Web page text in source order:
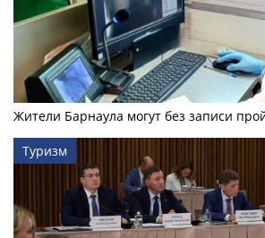
Жители Барнаула могут без записи
Туризм